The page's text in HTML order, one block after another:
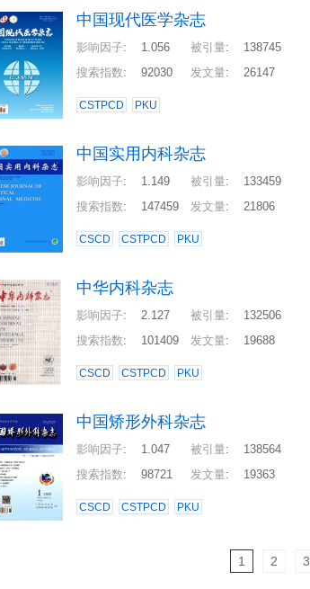
中国现代医学杂志
影响因子: 1.056 被引量:
138745
搜索指数: 92030 发文量: 26147
CSTPCD PKU
中国实用内科杂志
影响因子: 1.149 被引量:
133459
搜索指数: 147459 发文量: 21806
CSCD CSTPCD PKU
中华内科杂志
影响因子: 2.127 被引量:
132506
搜索指数: 101409 发文量: 19688
CSCD CSTPCD PKU
中国矫形外科杂志
影响因子: 1.047 被引量:
138564
搜索指数: 98721 发文量: 19363
CSCD CSTPCD PKU
1 2 3